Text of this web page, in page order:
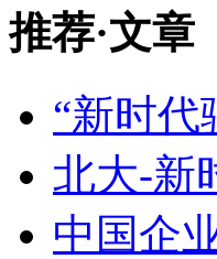
推荐·文章
“新时代
北大-新
中国企